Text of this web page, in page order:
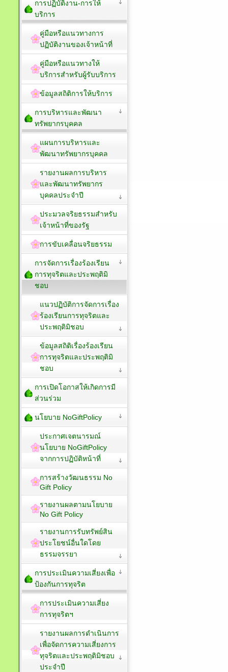
การปฏิบัติงาน-การให้
บริการ
คู่มือหรือแนวทางการ
ปฏิบัติงานของเจ้าหน้าที่
คู่มือหรือแนวทางให้
บริการสำหรับผู้รับบริการ
ข้อมูลสถิติการให้บริการ
การบริหารและพัฒนา
ทรัพยากรบุคคล
แผนการบริหารและ
พัฒนาทรัพยากรบุคคล
รายงานผลการบริหาร
และพัฒนาทรัพยากร
บุคคลประจำปี
ประมวลจริยธรรมสำหรับ
เจ้าหน้าที่ของรัฐ
การขับเคลื่อนจริยธรรม
การจัดการเรื่องร้องเรียน
การทุจริตและประพฤติมิ
ชอบ
แนวปฏิบัติการจัดการเรื่อง
ร้องเรียนการทุจริตและ
ประพฤติมิชอบ
ข้อมูลสถิติเรื่องร้องเรียน
การทุจริตและประพฤติมิ
ชอบ
การเปิดโอกาสให้เกิดการมี
ส่วนร่วม
นโยบาย NoGiftPolicy
ประกาศเจตนารมณ์
นโยบาย NoGiftPolicy
จากการปฏิบัติหน้าที่
การสร้างวัฒนธรรม No
Gift Policy
รายงานผลตามนโยบาย
No Gift Policy
รายงานการรับทรัพย์สิน
ประโยชน์อื่นใดโดย
ธรรมจรรยา
การประเมินความเสี่ยงเพื่อ
ป้องกันการทุจริต
การประเมินความเสี่ยง
การทุจริตฯ
รายงานผลการดำเนินการ
เพื่อจัดการความเสี่ยงการ
ทุจริตและประพฤติมิชอบ
ประจำปี